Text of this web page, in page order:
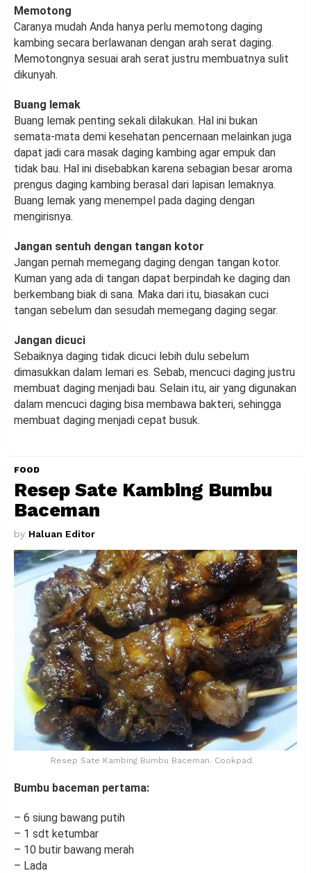
Memotong
Caranya mudah Anda hanya perlu memotong daging
kambing secara berlawanan dengan arah serat daging.
Memotongnya sesuai arah serat justru membuatnya sulit
dikunyah.
Buang lemak
Buang lemak penting sekali dilakukan. Hal ini bukan
semata-mata demi kesehatan pencernaan melainkan juga
dapat jadi cara masak daging kambing agar empuk dan
tidak bau. Hal ini disebabkan karena sebagian besar aroma
prengus daging kambing berasal dari lapisan lemaknya.
Buang lemak yang menempel pada daging dengan
mengirisnya.
Jangan sentuh dengan tangan kotor
Jangan pernah memegang daging dengan tangan kotor.
Kuman yang ada di tangan dapat berpindah ke daging dan
berkembang biak di sana. Maka dari itu, biasakan cuci
tangan sebelum dan sesudah memegang daging segar.
Jangan dicuci
Sebaiknya daging tidak dicuci lebih dulu sebelum
dimasukkan dalam lemari es. Sebab, mencuci daging justru
membuat daging menjadi bau. Selain itu, air yang digunakan
dalam mencuci daging bisa membawa bakteri, sehingga
membuat daging menjadi cepat busuk.
FOOD
Resep Sate Kambing Bumbu
Baceman
by Haluan Editor
Resep Sate Kambing Bumbu Baceman. Cookpad.
Bumbu baceman pertama:
– 6 siung bawang putih
– 1 sdt ketumbar
– 10 butir bawang merah
– Lada